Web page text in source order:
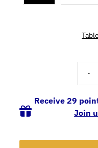
-
Receive 29
Join